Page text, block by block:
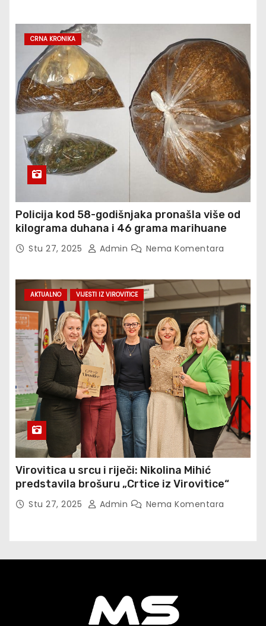
CRNA KRONIKA
Policija kod 58-godišnjaka pronašla više od
kilograma duhana i 46 grama marihuane
Stu 27, 2025 Admin Nema Komentara
AKTUALNO VIJESTI IZ VIROVITICE
Virovitica u srcu i riječi: Nikolina Mihić
predstavila brošuru „Crtice iz Virovitice“
Stu 27, 2025 Admin Nema Komentara